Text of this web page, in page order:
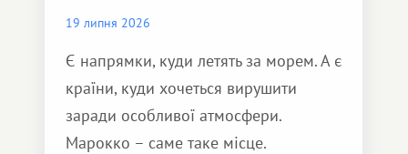
19 липня 2026
Є напрямки, куди летять за морем. А є
країни, куди хочеться вирушити
заради особливої ​​атмосфери.
Марокко – саме таке місце.